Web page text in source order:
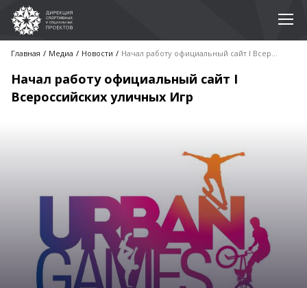
Главная Медиа Новости Начал работу официальный сайт I Всероссийских уличных Игр
Начал работу официальный сайт I
Всероссийских уличных Игр